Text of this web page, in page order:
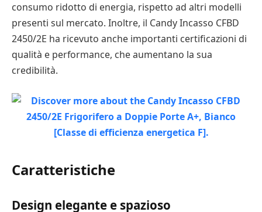
consumo ridotto di energia, rispetto ad altri modelli
presenti sul mercato. Inoltre, il Candy Incasso CFBD
2450/2E ha ricevuto anche importanti certificazioni di
qualità e performance, che aumentano la sua
credibilità.
Caratteristiche
Design elegante e spazioso